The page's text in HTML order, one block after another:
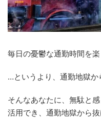
毎日の憂鬱な通勤時間を
…というより、通勤地獄か
そんなあなたに、無駄と
活用でき、通勤地獄から